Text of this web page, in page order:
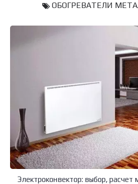
ОБОГРЕВАТЕЛИ
Электроконвектор: выбор, расчет